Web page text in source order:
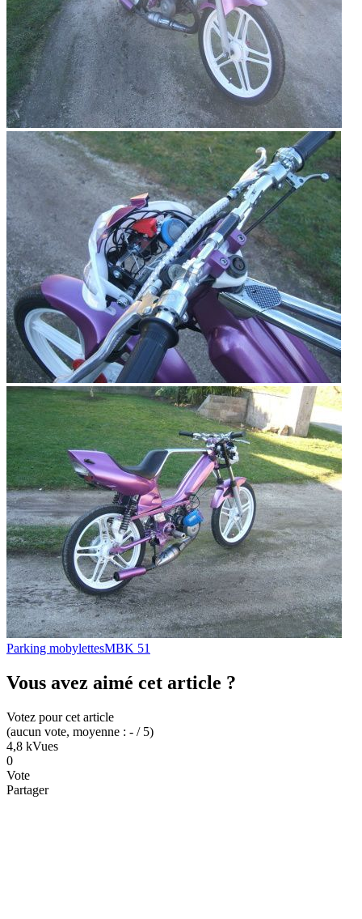
Parking mobylettesMBK 51
Vous avez aimé cet article ?
Votez pour cet article
(aucun vote, moyenne : - / 5)
4,8 kVues
0
Vote
Partager